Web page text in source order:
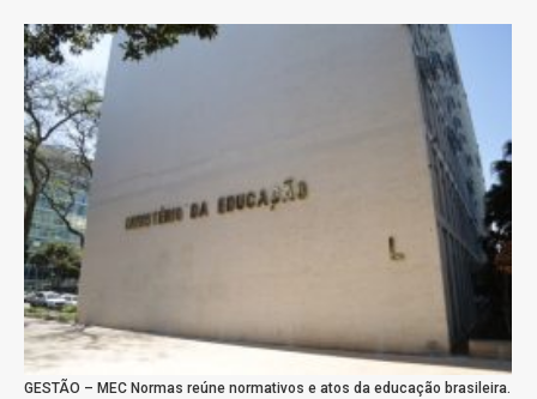
GESTÃO – MEC Normas reúne normativos e atos da educação brasileira.